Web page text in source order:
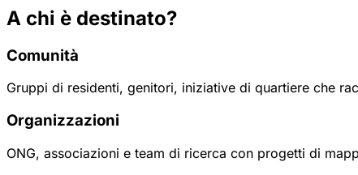
A chi è destinato?
Comunità
Gruppi di residenti, genitori, iniziative di quartiere che
Organizzazioni
ONG, associazioni e team di ricerca con progetti di